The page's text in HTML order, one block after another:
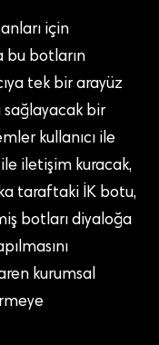
için
bu botların
tek bir arayüz
bir
kullanıcı ile
iletişim kuracak,
taraftaki İK botu,
botları diyaloğa
kurumsal